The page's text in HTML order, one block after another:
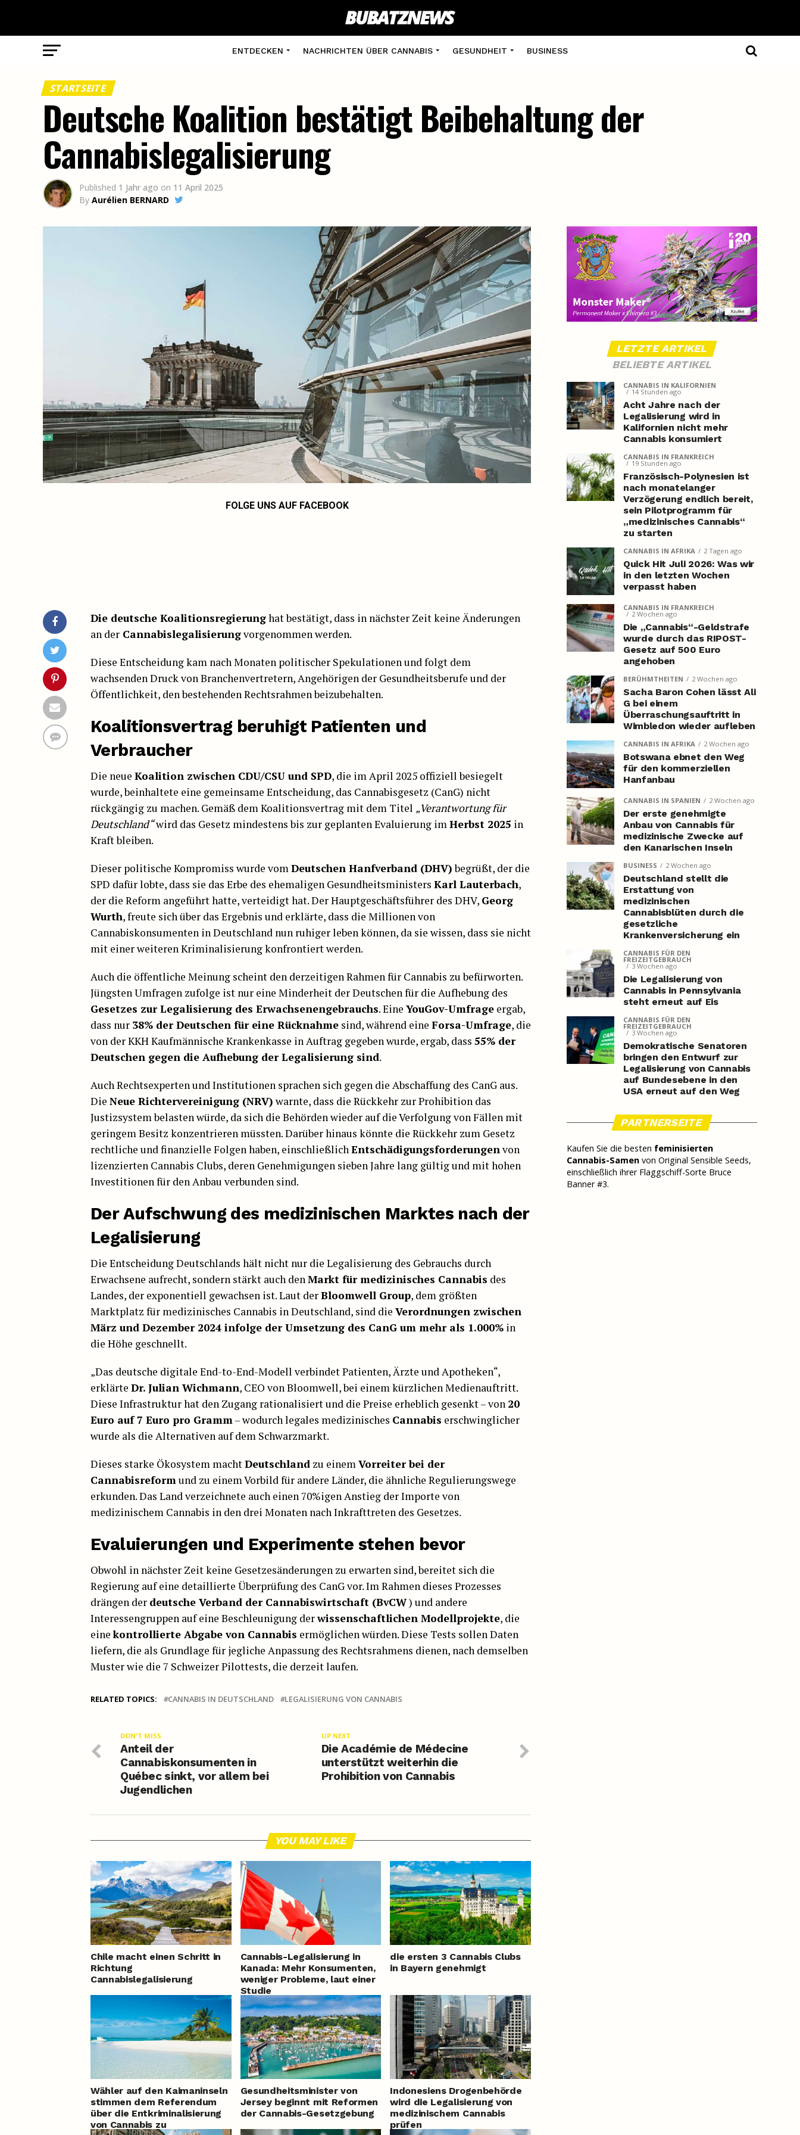
ENTDECKEN NACHRICHTEN ÜBER CANNABIS GESUNDHEIT BUSINESS
STARTSEITE
Deutsche Koalition bestätigt Beibehaltung der
Cannabislegalisierung
Published 1 Jahr ago on 11 April 2025
By Aurélien BERNARD
FOLGE UNS AUF FACEBOOK
Die deutsche Koalitionsregierunghat bestätigt, dass in nächster Zeit keine Änderungen
an der Cannabislegalisierungvorgenommen werden.
Diese Entscheidung kam nach Monaten politischer Spekulationen und folgt dem
wachsenden Druck von Branchenvertretern, Angehörigen der Gesundheitsberufe und der
Öffentlichkeit, den bestehenden Rechtsrahmen beizubehalten.
Koalitionsvertrag beruhigt Patienten und
Verbraucher
Die neue Koalition zwischen CDU/CSU und SPD, die im April 2025 offiziell besiegelt
wurde, beinhaltete eine gemeinsame Entscheidung, das Cannabisgesetz (CanG) nicht
rückgängig zu machen. Gemäß dem Koalitionsvertrag mit dem Titel „Verantwortung für
Deutschland“wird das Gesetz mindestens bis zur geplanten Evaluierung im Herbst 2025 in
Kraft bleiben.
Dieser politische Kompromiss wurde vom Deutschen Hanfverband (DHV)begrüßt, der die
SPD dafür lobte, dass sie das Erbe des ehemaligen Gesundheitsministers Karl Lauterbach,
der die Reform angeführt hatte, verteidigt hat. Der Hauptgeschäftsführer des DHV, Georg
Wurth, freute sich über das Ergebnis und erklärte, dass die Millionen von
Cannabiskonsumenten in Deutschland nun ruhiger leben können, da sie wissen, dass sie nicht
mit einer weiteren Kriminalisierung konfrontiert werden.
Auch die öffentliche Meinung scheint den derzeitigen Rahmen für Cannabis zu befürworten.
Jüngsten Umfragen zufolge ist nur eine Minderheit der Deutschen für die Aufhebung des
Gesetzes zur Legalisierung des Erwachsenengebrauchs. Eine YouGov-Umfrage ergab,
dass nur 38% der Deutschen für eine Rücknahme sind, während eine Forsa-Umfrage, die
von der KKH Kaufmännische Krankenkasse in Auftrag gegeben wurde, ergab, dass 55% der
Deutschen gegen die Aufhebung der Legalisierung sind.
Auch Rechtsexperten und Institutionen sprachen sich gegen die Abschaffung des CanG aus.
Die Neue Richtervereinigung (NRV) warnte, dass die Rückkehr zur Prohibition das
Justizsystem belasten würde, da sich die Behörden wieder auf die Verfolgung von Fällen mit
geringem Besitz konzentrieren müssten. Darüber hinaus könnte die Rückkehr zum Gesetz
rechtliche und finanzielle Folgen haben, einschließlich Entschädigungsforderungen von
lizenzierten Cannabis Clubs, deren Genehmigungen sieben Jahre lang gültig und mit hohen
Investitionen für den Anbau verbunden sind.
Der Aufschwung des medizinischen Marktes nach der
Legalisierung
Die Entscheidung Deutschlands hält nicht nur die Legalisierung des Gebrauchs durch
Erwachsene aufrecht, sondern stärkt auch den Markt für medizinisches Cannabis des
Landes, der exponentiell gewachsen ist. Laut derBloomwell Group, dem größten
Marktplatz für medizinisches Cannabis in Deutschland, sind die Verordnungen zwischen
März und Dezember 2024 infolge der Umsetzung des CanG um mehr als 1.000% in
die Höhe geschnellt.
„Das deutsche digitale End-to-End-Modell verbindet Patienten, Ärzte und Apotheken“,
erklärte Dr. Julian Wichmann, CEO von Bloomwell, bei einem kürzlichen Medienauftritt.
Diese Infrastruktur hat den Zugang rationalisiert und die Preise erheblich gesenkt – von 20
Euro auf 7 Euro pro Gramm – wodurch legales medizinisches Cannabis erschwinglicher
wurde als die Alternativen auf dem Schwarzmarkt.
Dieses starke Ökosystem machtDeutschland zu einem Vorreiter bei der
Cannabisreform und zu einem Vorbild für andere Länder, die ähnliche Regulierungswege
erkunden. Das Land verzeichnete auch einen 70%igen Anstieg der Importe von
medizinischem Cannabis in den drei Monaten nach Inkrafttreten des Gesetzes.
Evaluierungen und Experimente stehen bevor
Obwohl in nächster Zeit keine Gesetzesänderungen zu erwarten sind, bereitet sich die
Regierung auf eine detaillierte Überprüfung des CanG vor. Im Rahmen dieses Prozesses
drängen der deutsche Verband der Cannabiswirtschaft (BvCW) und andere
Interessengruppen auf eine Beschleunigung derwissenschaftlichen Modellprojekte, die
einekontrollierte Abgabe von Cannabis ermöglichen würden. Diese Tests sollen Daten
liefern, die als Grundlage für jegliche Anpassung des Rechtsrahmens dienen, nach demselben
Muster wie die 7 Schweizer Pilottests, die derzeit laufen.
RELATED TOPICS: CANNABIS IN DEUTSCHLAND LEGALISIERUNG VON CANNABIS
UP NEXT
Die Académie de Médecine
unterstützt weiterhin die
Prohibition von Cannabis
DON'T MISS
Anteil der
Cannabiskonsumenten in
Québec sinkt, vor allem bei
Jugendlichen
YOU MAY LIKE
Chile macht einen Schritt in
Richtung
Cannabislegalisierung
Cannabis-Legalisierung in
Kanada: Mehr Konsumenten,
weniger Probleme, laut einer
Studie
die ersten 3 Cannabis Clubs
in Bayern genehmigt
Wähler auf den Kaimaninseln
stimmen dem Referendum
über die Entkriminalisierung
von Cannabis zu
Gesundheitsminister von
Jersey beginnt mit Reformen
der Cannabis-Gesetzgebung
Indonesiens Drogenbehörde
wird die Legalisierung von
medizinischem Cannabis
prüfen
LETZTE ARTIKEL
BELIEBTE ARTIKEL
CANNABIS IN KALIFORNIEN
14 Stunden ago
Acht Jahre nach der
Legalisierung wird in
Kalifornien nicht mehr
Cannabis konsumiert
CANNABIS IN FRANKREICH
19 Stunden ago
Französisch-Polynesien ist
nach monatelanger
Verzögerung endlich bereit,
sein Pilotprogramm für
„medizinisches Cannabis“
zu starten
CANNABIS IN AFRIKA 2 Tagen ago
Quick Hit Juli 2026: Was wir
in den letzten Wochen
verpasst haben
CANNABIS IN FRANKREICH
2 Wochen ago
Die „Cannabis“-Geldstrafe
wurde durch das RIPOST-
Gesetz auf 500 Euro
angehoben
BERÜHMTHEITEN 2 Wochen ago
Sacha Baron Cohen lässt Ali
G bei einem
Überraschungsauftritt in
Wimbledon wieder aufleben
CANNABIS IN AFRIKA 2 Wochen ago
Botswana ebnet den Weg
für den kommerziellen
Hanfanbau
CANNABIS IN SPANIEN 2 Wochen ago
Der erste genehmigte
Anbau von Cannabis für
medizinische Zwecke auf
den Kanarischen Inseln
BUSINESS 2 Wochen ago
Deutschland stellt die
Erstattung von
medizinischen
Cannabisblüten durch die
gesetzliche
Krankenversicherung ein
CANNABIS FÜR DEN
FREIZEITGEBRAUCH
3 Wochen ago
Die Legalisierung von
Cannabis in Pennsylvania
steht erneut auf Eis
CANNABIS FÜR DEN
FREIZEITGEBRAUCH
3 Wochen ago
Demokratische Senatoren
bringen den Entwurf zur
Legalisierung von Cannabis
auf Bundesebene in den
USA erneut auf den Weg
PARTNERSEITE
Kaufen Sie die besten feminisierten
Cannabis-Samen von Original Sensible Seeds,
einschließlich ihrer Flaggschiff-Sorte Bruce
Banner #3.